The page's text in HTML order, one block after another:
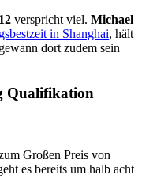
verspricht viel. Michael
in Shanghai, hält
dort zudem sein
Qualifikation
Großen Preis von
es bereits um halb acht